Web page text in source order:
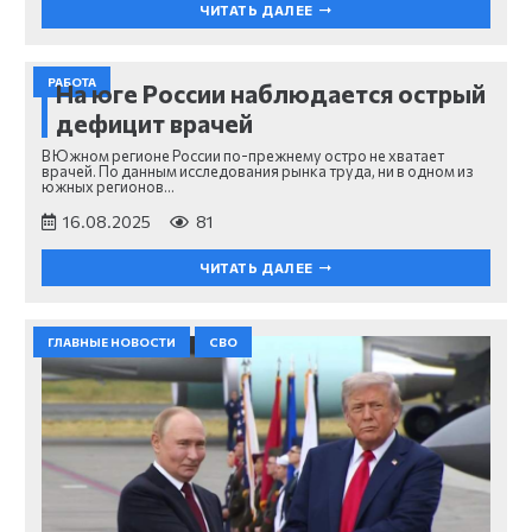
ЧИТАТЬ ДАЛЕЕ
РАБОТА
На юге России наблюдается острый
дефицит врачей
В Южном регионе России по-прежнему остро не хватает
врачей. По данным исследования рынка труда, ни в одном из
южных регионов…
16.08.2025 81
ЧИТАТЬ ДАЛЕЕ
ГЛАВНЫЕ НОВОСТИ СВО